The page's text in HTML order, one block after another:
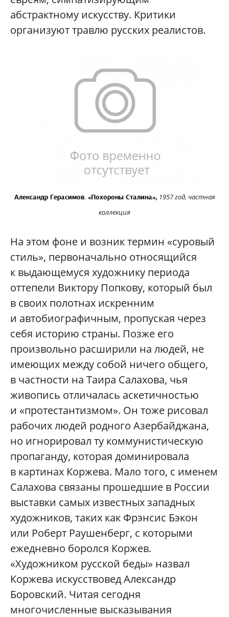
абстрактному искусству. Критики
организуют травлю русских реалистов.
Александр Герасимов. «Похороны Сталина», 1957 год, частная
коллекция
На этом фоне и возник термин «суровый
стиль», первоначально относящийся
к выдающемуся художнику периода
оттепели Виктору Попкову, который был
в своих полотнах искренним
и автобиографичным, пропуская через
себя историю страны. Позже его
произвольно расширили на людей, не
имеющих между собой ничего общего,
в частности на Таира Салахова, чья
живопись отличалась аскетичностью
и «протестантизмом». Он тоже рисовал
рабочих людей родного Азербайджана,
но игнорировал ту коммунистическую
пропаганду, которая доминировала
в картинах Коржева. Мало того, с именем
Салахова связаны прошедшие в России
выставки самых известных западных
художников, таких как Фрэнсис Бэкон
или Роберт Раушенберг, с которыми
ежедневно боролся Коржев.
«Художником русской беды» назвал
Коржева искусствовед Александр
Боровский. Читая сегодня
многочисленные высказывания